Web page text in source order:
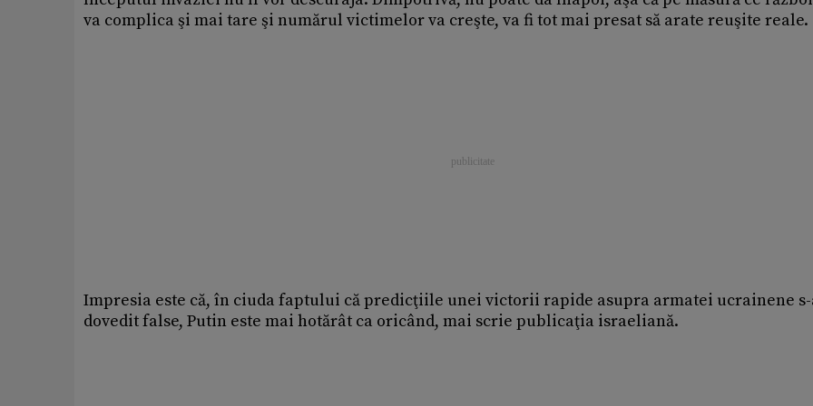
va complica şi mai tare şi numărul victimelor va creşte, va fi tot mai presat să arate reuşite reale.
Impresia este că, în ciuda faptului că predicţiile unei victorii rapide asupra armatei ucrainene
dovedit false, Putin este mai hotărât ca oricând, mai scrie publicaţia israeliană.